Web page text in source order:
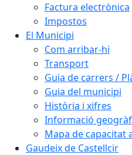
Factura electrònica
Impostos
El Municipi
Com arribar-hi
Transport
Guia de carrers /
Guia del municipi
Història i xifres
Informació
Mapa de capacitat
Gaudeix de Castellcir